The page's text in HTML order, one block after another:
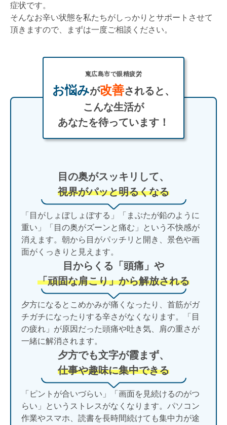
症状です。
そんなお辛い状態を私たちがしっかりとサポートさせて
頂きますので、まずは一度ご相談ください。
東広島市で眼精疲労
お悩みが改善されると、
こんな生活が
あなたを待っています！
目の奥がスッキリして、
視界がパッと明るくなる
「目がしょぼしょぼする」「まぶたが鉛のように
重い」「目の奥がズーンと痛む」という不快感が
消えます。朝から目がパッチリと開き、景色や画
面がくっきりと見えます。
目からくる「頭痛」や
「頑固な肩こり」から解放される
夕方になるとこめかみが痛くなったり、首筋がガ
チガチになったりする辛さがなくなります。「目
の疲れ」が原因だった頭痛や吐き気、肩の重さが
一緒に解消されます。
夕方でも文字が霞まず、
仕事や趣味に集中できる
「ピントが合いづらい」「画面を見続けるのがつ
らい」というストレスがなくなります。パソコン
作業やスマホ、読書を長時間続けても集中力が途